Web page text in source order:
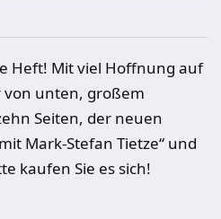
Heft! Mit viel Hoffnung auf
von unten, großem
Seiten, der neuen
Mark-Stefan Tietze“ und
kaufen Sie es sich!